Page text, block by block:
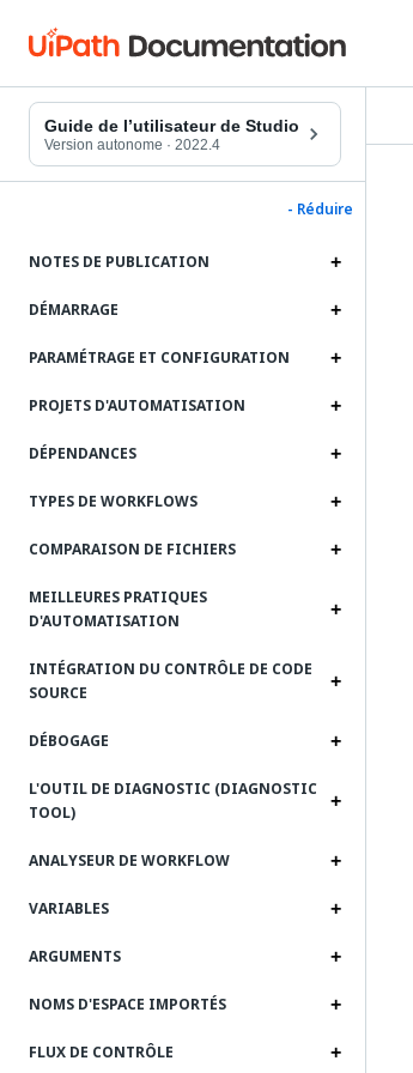
Guide de l’utilisateur de Studio
Version autonome · 2022.4
- Réduire
NOTES DE PUBLICATION
DÉMARRAGE
PARAMÉTRAGE ET CONFIGURATION
PROJETS D'AUTOMATISATION
DÉPENDANCES
TYPES DE WORKFLOWS
COMPARAISON DE FICHIERS
MEILLEURES PRATIQUES
D'AUTOMATISATION
INTÉGRATION DU CONTRÔLE DE CODE
SOURCE
DÉBOGAGE
L'OUTIL DE DIAGNOSTIC (DIAGNOSTIC
TOOL)
ANALYSEUR DE WORKFLOW
VARIABLES
ARGUMENTS
NOMS D'ESPACE IMPORTÉS
FLUX DE CONTRÔLE